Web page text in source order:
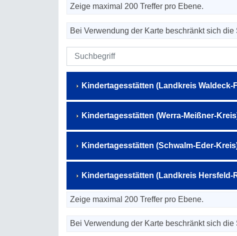
Zeige maximal 200 Treffer pro Ebene.
Bei Verwendung der Karte beschränkt sich
Kindertagesstätten (Landkreis Waldeck-
Kindertagesstätten (Werra-Meißner-
Kindertagesstätten (Schwalm-Eder-
Kindertagesstätten (Landkreis Hersfeld-
Zeige maximal 200 Treffer pro Ebene.
Bei Verwendung der Karte beschränkt sich